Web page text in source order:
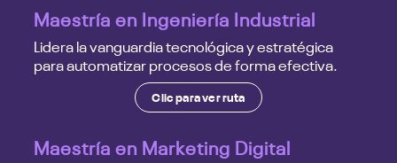
Maestría en Ingeniería Industrial
Lidera la vanguardia tecnológica y estratégica
para automatizar procesos de forma efectiva.
Clic para ver ruta
Maestría en Marketing Digital